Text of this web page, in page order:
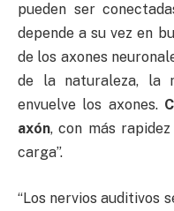
pueden ser
depende a su vez en
de los axones
de la naturaleza, la
envuelve los axones.
axón, con más
carga”.
“Los nervios auditivos